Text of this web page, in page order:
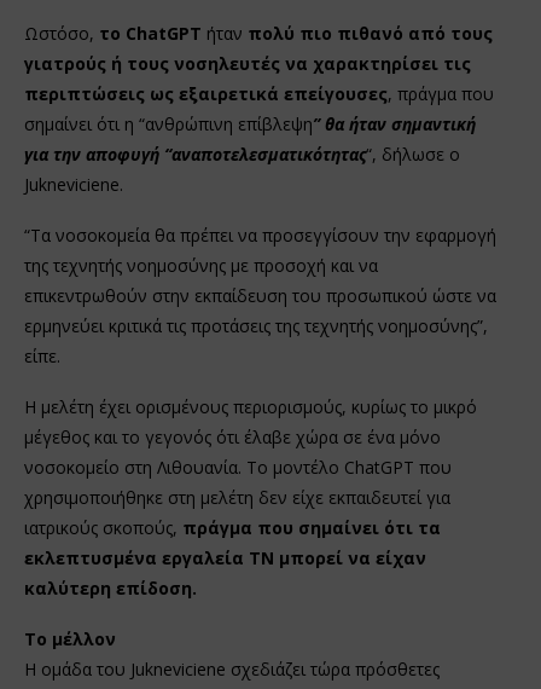
Ωστόσο, το ChatGPT ήταν πολύ πιο πιθανό από τους
γιατρούς ή τους νοσηλευτές να χαρακτηρίσει τις
περιπτώσεις ως εξαιρετικά επείγουσες, πράγμα που
σημαίνει ότι η “ανθρώπινη επίβλεψη” θα ήταν σημαντική
για την αποφυγή “αναποτελεσματικότητας“, δήλωσε ο
Jukneviciene.
“Τα νοσοκομεία θα πρέπει να προσεγγίσουν την εφαρμογή
της τεχνητής νοημοσύνης με προσοχή και να
επικεντρωθούν στην εκπαίδευση του προσωπικού ώστε να
ερμηνεύει κριτικά τις προτάσεις της τεχνητής νοημοσύνης”,
είπε.
Η μελέτη έχει ορισμένους περιορισμούς, κυρίως το μικρό
μέγεθος και το γεγονός ότι έλαβε χώρα σε ένα μόνο
νοσοκομείο στη Λιθουανία. Το μοντέλο ChatGPT που
χρησιμοποιήθηκε στη μελέτη δεν είχε εκπαιδευτεί για
ιατρικούς σκοπούς, πράγμα που σημαίνει ότι τα
εκλεπτυσμένα εργαλεία ΤΝ μπορεί να είχαν
καλύτερη επίδοση.
Το μέλλον
Η ομάδα του Jukneviciene σχεδιάζει τώρα πρόσθετες